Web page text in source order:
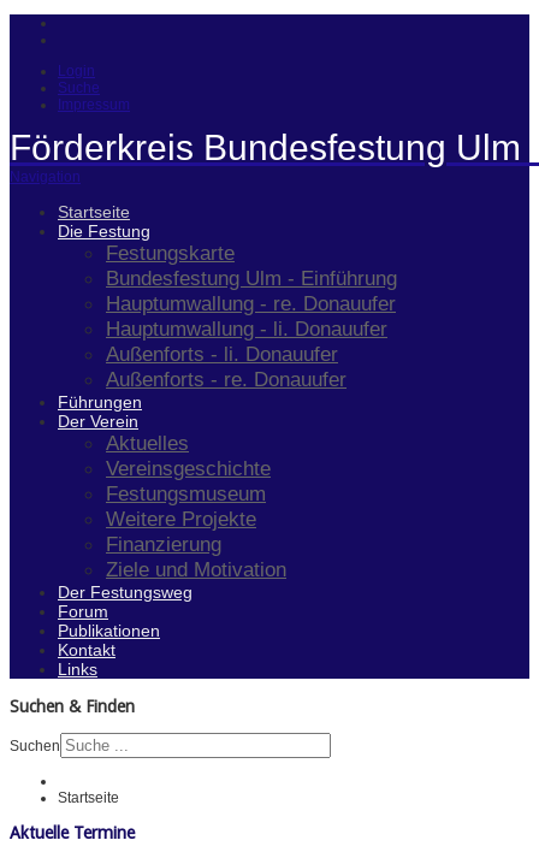
Login
Suche
Impressum
Förderkreis Bundesfestung Ulm
Navigation
Startseite
Die Festung
Festungskarte
Bundesfestung Ulm - Einführung
Hauptumwallung - re. Donauufer
Hauptumwallung - li. Donauufer
Außenforts - li. Donauufer
Außenforts - re. Donauufer
Führungen
Der Verein
Aktuelles
Vereinsgeschichte
Festungsmuseum
Weitere Projekte
Finanzierung
Ziele und Motivation
Der Festungsweg
Forum
Publikationen
Kontakt
Links
Suchen & Finden
Suchen
Startseite
Aktuelle Termine